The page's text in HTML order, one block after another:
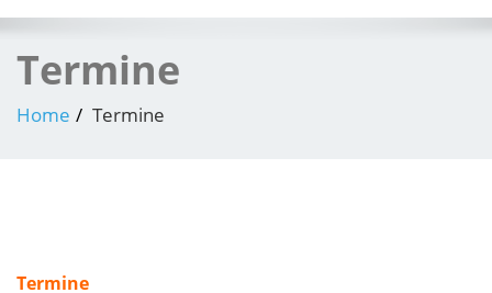
Termine
Home Termine
Termine